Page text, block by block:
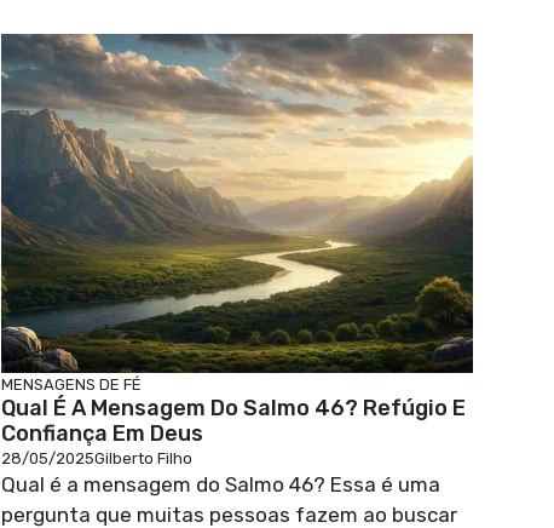
MENSAGENS DE FÉ
Qual É A Mensagem Do Salmo 46? Refúgio E
Confiança Em Deus
28/05/2025Gilberto Filho
Qual é a mensagem do Salmo 46? Essa é uma
pergunta que muitas pessoas fazem ao buscar